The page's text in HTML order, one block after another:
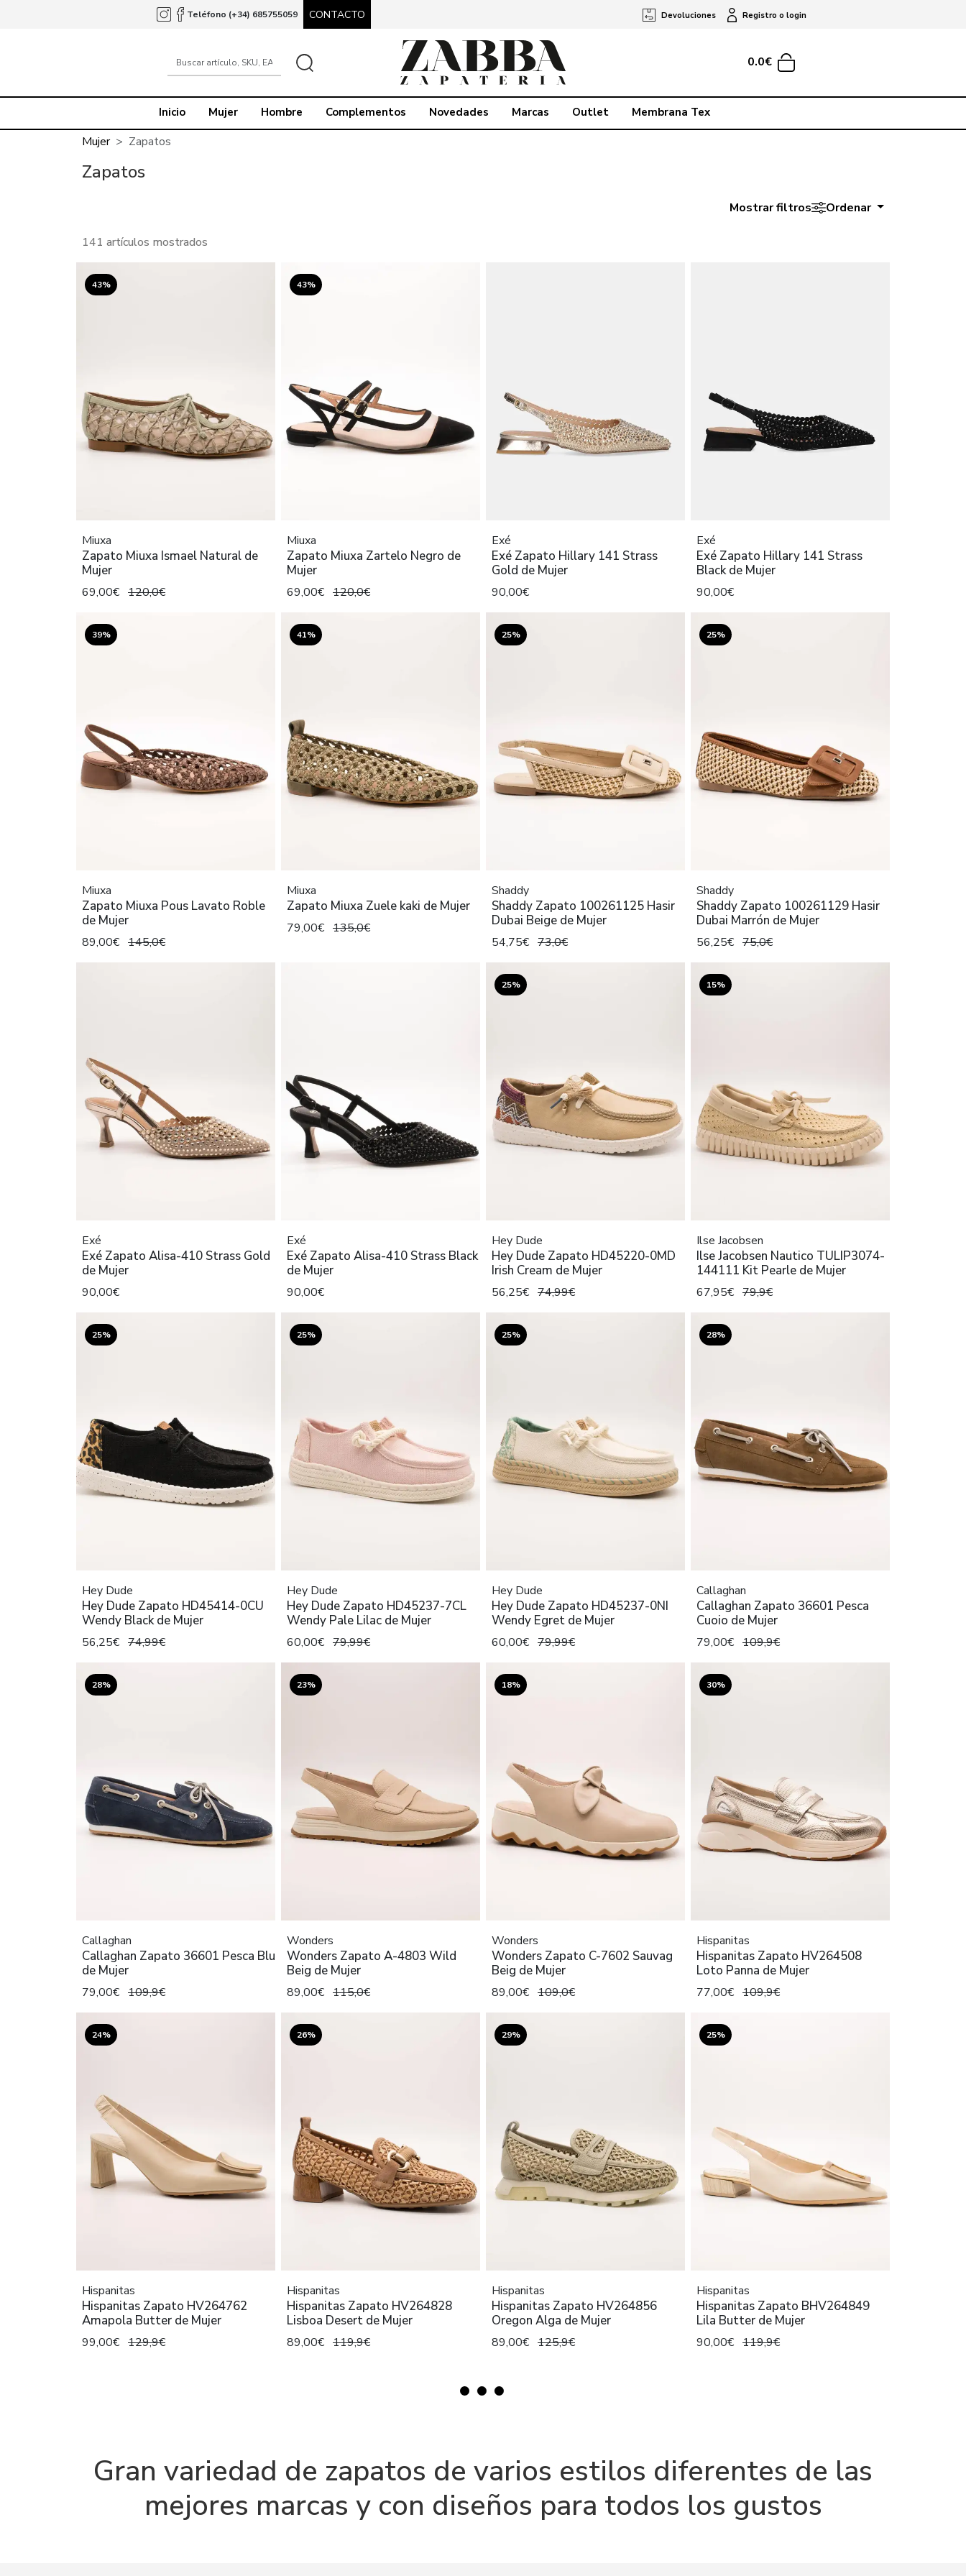
Teléfono (+34) 685755059 CONTACTO Devoluciones Registro o login
0.0€
Inicio Mujer Hombre Complementos Novedades Marcas Outlet Membrana Tex
Mujer Zapatos
Zapatos
Mostrar filtros Ordenar
141 artículos mostrados
43%
Miuxa
Zapato Miuxa Ismael Natural de
Mujer
69,00€ 120,0€
43%
Miuxa
Zapato Miuxa Zartelo Negro de
Mujer
69,00€ 120,0€
Exé
Exé Zapato Hillary 141 Strass
Gold de Mujer
90,00€
Exé
Exé Zapato Hillary 141 Strass
Black de Mujer
90,00€
39%
Miuxa
Zapato Miuxa Pous Lavato Roble
de Mujer
89,00€ 145,0€
41%
Miuxa
Zapato Miuxa Zuele kaki de Mujer
79,00€ 135,0€
25%
Shaddy
Shaddy Zapato 100261125 Hasir
Dubai Beige de Mujer
54,75€ 73,0€
25%
Shaddy
Shaddy Zapato 100261129 Hasir
Dubai Marrón de Mujer
56,25€ 75,0€
Exé
Exé Zapato Alisa-410 Strass Gold
de Mujer
90,00€
Exé
Exé Zapato Alisa-410 Strass Black
de Mujer
90,00€
25%
Hey Dude
Hey Dude Zapato HD45220-0MD
Irish Cream de Mujer
56,25€ 74,99€
15%
Ilse Jacobsen
Ilse Jacobsen Nautico TULIP3074-
144111 Kit Pearle de Mujer
67,95€ 79,9€
25%
Hey Dude
Hey Dude Zapato HD45414-0CU
Wendy Black de Mujer
56,25€ 74,99€
25%
Hey Dude
Hey Dude Zapato HD45237-7CL
Wendy Pale Lilac de Mujer
60,00€ 79,99€
25%
Hey Dude
Hey Dude Zapato HD45237-0NI
Wendy Egret de Mujer
60,00€ 79,99€
28%
Callaghan
Callaghan Zapato 36601 Pesca
Cuoio de Mujer
79,00€ 109,9€
28%
Callaghan
Callaghan Zapato 36601 Pesca Blu
de Mujer
79,00€ 109,9€
23%
Wonders
Wonders Zapato A-4803 Wild
Beig de Mujer
89,00€ 115,0€
18%
Wonders
Wonders Zapato C-7602 Sauvag
Beig de Mujer
89,00€ 109,0€
30%
Hispanitas
Hispanitas Zapato HV264508
Loto Panna de Mujer
77,00€ 109,9€
24%
Hispanitas
Hispanitas Zapato HV264762
Amapola Butter de Mujer
99,00€ 129,9€
26%
Hispanitas
Hispanitas Zapato HV264828
Lisboa Desert de Mujer
89,00€ 119,9€
29%
Hispanitas
Hispanitas Zapato HV264856
Oregon Alga de Mujer
89,00€ 125,9€
25%
Hispanitas
Hispanitas Zapato BHV264849
Lila Butter de Mujer
90,00€ 119,9€
Gran variedad de zapatos de varios estilos diferentes de las
mejores marcas y con diseños para todos los gustos